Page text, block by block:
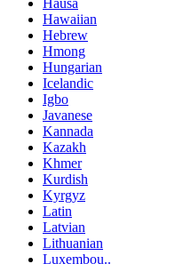
Hausa
Hawaiian
Hebrew
Hmong
Hungarian
Icelandic
Igbo
Javanese
Kannada
Kazakh
Khmer
Kurdish
Kyrgyz
Latin
Latvian
Lithuanian
Luxembou..